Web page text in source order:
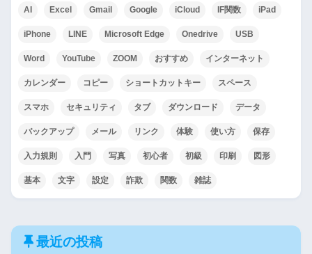
AI Excel Gmail Google iCloud IF関数 iPad
iPhone LINE Microsoft Edge Onedrive USB
Word YouTube ZOOM おすすめ インターネット
カレンダー コピー ショートカットキー スペース
スマホ セキュリティ タブ ダウンロード データ
バックアップ メール リンク 体験 使い方 保存
入力規則 入門 写真 初心者 初級 印刷 図形
基本 文字 設定 詐欺 関数 雑誌
最近の投稿